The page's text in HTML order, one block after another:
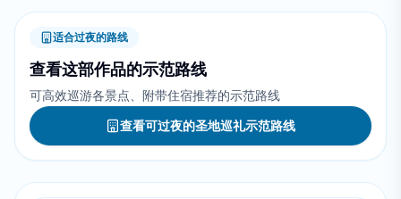
适合过夜的路线
查看这部作品的示范路线
可高效巡游各景点、附带住宿推荐的示范路线
查看可过夜的圣地巡礼示范路线